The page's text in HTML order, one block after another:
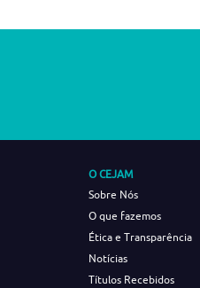
O CEJAM
Sobre Nós
O que fazemos
Ética e Transparência
Notícias
Títulos Recebidos